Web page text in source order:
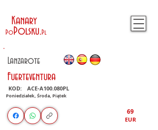
Kanary
PoPolsku.Pl
Lanzarote
Fuerteventura
KOD: ACE-A100.080PL
Poniedziałek, Środa, Piątek
69
EUR